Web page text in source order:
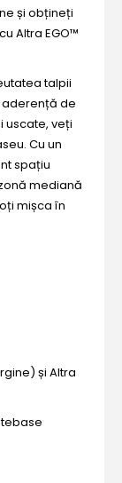
și obțineți
Altra EGO™
talpii
aderență de
uscate, veți
Cu un
spațiu
mediană
mișca în
și Altra